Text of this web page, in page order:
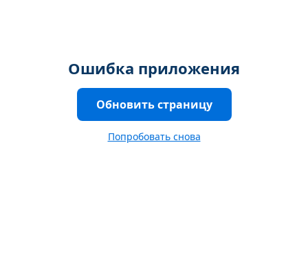
Ошибка приложения
Обновить страницу
Попробовать снова